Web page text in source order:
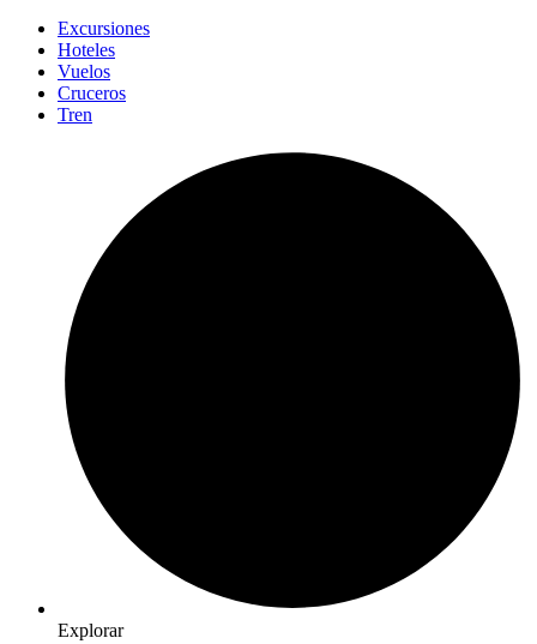
Excursiones
Hoteles
Vuelos
Cruceros
Tren
Explorar